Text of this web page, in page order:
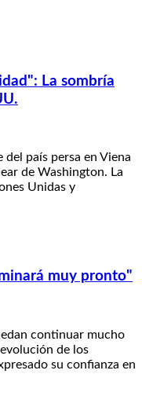
La sombría
del país persa en Viena
de Washington. La
Unidas y
muy pronto"
continuar mucho
de los
su confianza en